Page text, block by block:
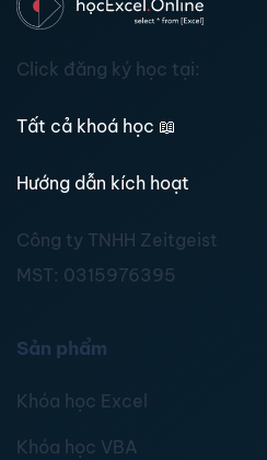
Click đăng ký học tại:
Tất cả khoá học 📖
Hướng dẫn kích hoạt
Công ty TNHH Zeitgeist
MST: 0315976395
Sản phẩm
Khóa học Excel
Khóa học VBA